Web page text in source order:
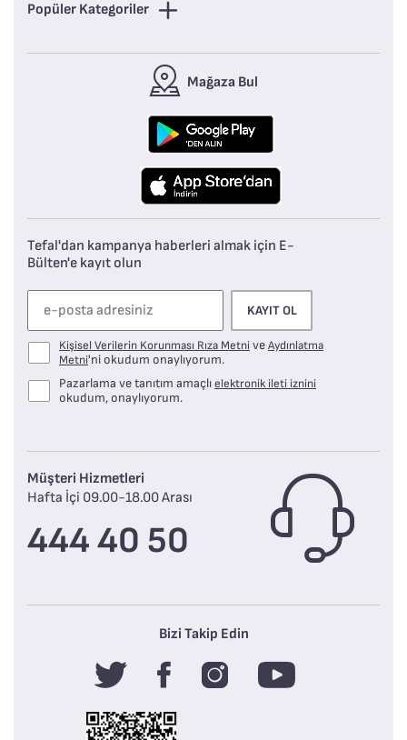
Popüler Kategoriler
Mağaza Bul
Tefal'dan kampanya haberleri almak için E-
Bülten'e kayıt olun
KAYIT OL
Kişisel Verilerin Korunması Rıza MetniveAydınlatma
Metni'ni okudum onaylıyorum.
Pazarlama ve tanıtım amaçlıelektronik ileti iznini
okudum, onaylıyorum.
Müşteri Hizmetleri
Hafta İçi 09.00-18.00 Arası
444 40 50
Bizi Takip Edin